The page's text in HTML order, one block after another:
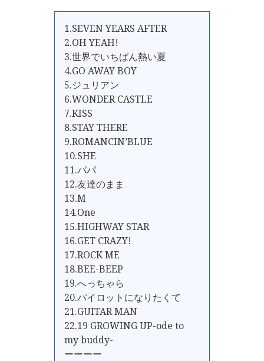
1.SEVEN YEARS AFTER
2.OH YEAH!
3.世界でいちばん熱い夏
4.GO AWAY BOY
5.ジュリアン
6.WONDER CASTLE
7.KISS
8.STAY THERE
9.ROMANCIN’BLUE
10.SHE
11.パパ
12.友達のまま
13.M
14.One
15.HIGHWAY STAR
16.GET CRAZY!
17.ROCK ME
18.BEE-BEEP
19.へっちゃら
20.パイロットになりたくて
21.GUITAR MAN
22.19 GROWING UP-ode to
my buddy-
ーーーー